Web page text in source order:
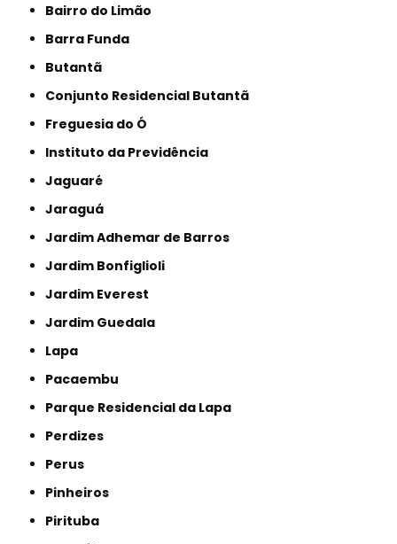
Bairro do Limão
Barra Funda
Butantã
Conjunto Residencial Butantã
Freguesia do Ó
Instituto da Previdência
Jaguaré
Jaraguá
Jardim Adhemar de Barros
Jardim Bonfiglioli
Jardim Everest
Jardim Guedala
Lapa
Pacaembu
Parque Residencial da Lapa
Perdizes
Perus
Pinheiros
Pirituba